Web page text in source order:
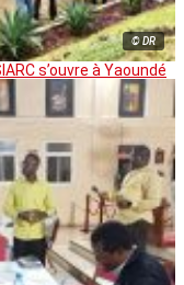
© DR
s’ouvre à Yaoundé